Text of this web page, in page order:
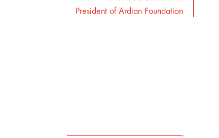
President of Ardian Foundation